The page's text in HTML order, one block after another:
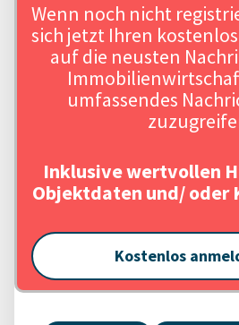
Wenn noch nicht
sich jetzt Ihren
auf die neusten
umfassendes
Inklusive wertvollen
Objektdaten und/
Kostenlos